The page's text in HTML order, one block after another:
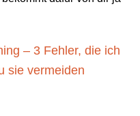
– 3 Fehler, die ich
sie vermeiden